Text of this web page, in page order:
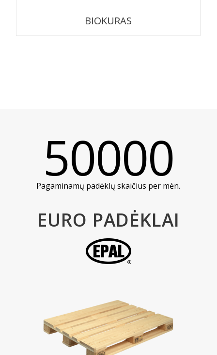
BIOKURAS
50000
Pagaminamų padėklų skaičius per mėn.
EURO PADĖKLAI